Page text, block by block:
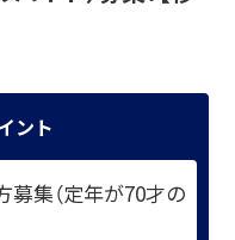
ント
募集（定年が70才の